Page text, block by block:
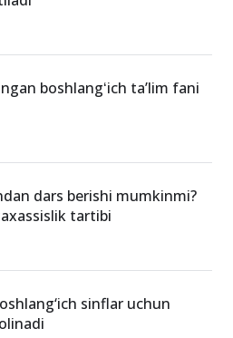
boshlangʻich ta’lim fani
dars berishi mumkinmi?
tartibi
sinflar uchun